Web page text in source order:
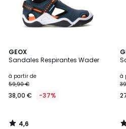
GEOX
Sandales Respirantes Wader
à partir de
59,90 €
38,00 € -37%
4,6
/ 5
4,6
/
à
2
/